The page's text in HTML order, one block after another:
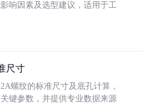
响因素及选型建议，适用于工
尺寸
螺纹的标准尺寸及底孔计算，
键参数，并提供专业数据来源